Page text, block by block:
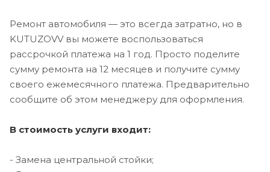
Ремонт автомобиля — это всегда затратно, но в
KUTUZOVV вы можете воспользоваться
рассрочкой платежа на 1 год. Просто поделите
сумму ремонта на 12 месяцев и получите сумму
своего ежемесячного платежа. Предварительно
сообщите об этом менеджеру для оформления.
В стоимость услуги входит:
- Замена центральной стойки;